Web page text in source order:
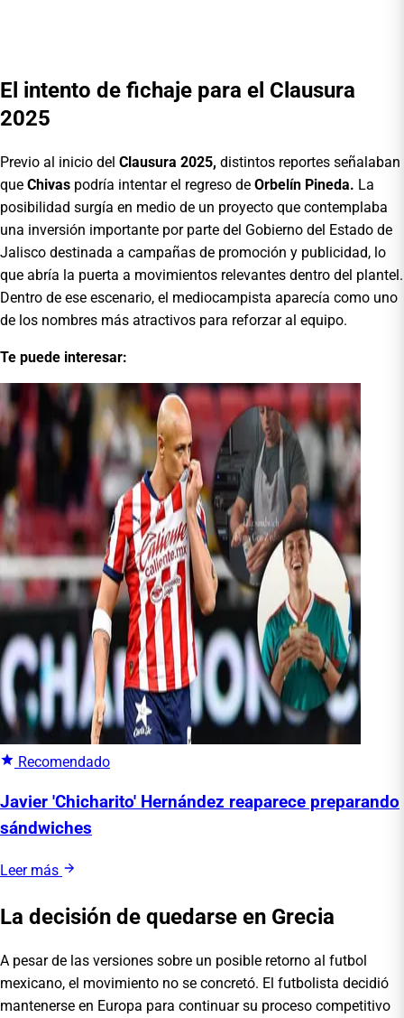
El intento de fichaje para el Clausura
2025
Previo al inicio del Clausura 2025, distintos reportes señalaban
que Chivas podría intentar el regreso de Orbelín Pineda. La
posibilidad surgía en medio de un proyecto que contemplaba
una inversión importante por parte del Gobierno del Estado de
Jalisco destinada a campañas de promoción y publicidad, lo
que abría la puerta a movimientos relevantes dentro del plantel.
Dentro de ese escenario, el mediocampista aparecía como uno
de los nombres más atractivos para reforzar al equipo.
Te puede interesar:
Recomendado
Javier 'Chicharito' Hernández reaparece preparando
sándwiches
Leer más
La decisión de quedarse en Grecia
A pesar de las versiones sobre un posible retorno al futbol
mexicano, el movimiento no se concretó. El futbolista decidió
mantenerse en Europa para continuar su proceso competitivo